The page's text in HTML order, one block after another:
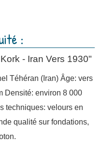
:
- Iran Vers 1930"
Téhéran (Iran) Âge: vers
Densité: environ 8 000
techniques: velours en
qualité sur fondations,